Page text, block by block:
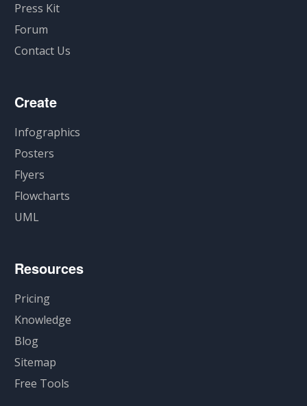
Press Kit
Forum
Contact Us
Create
Infographics
Posters
Flyers
Flowcharts
UML
Resources
Pricing
Knowledge
Blog
Sitemap
Free Tools